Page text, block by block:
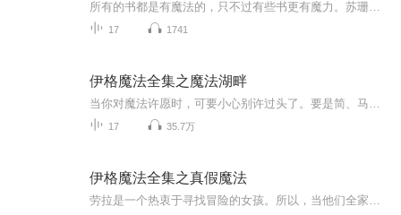
17 1741
伊格魔法全集之魔法湖畔
17 35.7万
伊格魔法全集之真假魔法